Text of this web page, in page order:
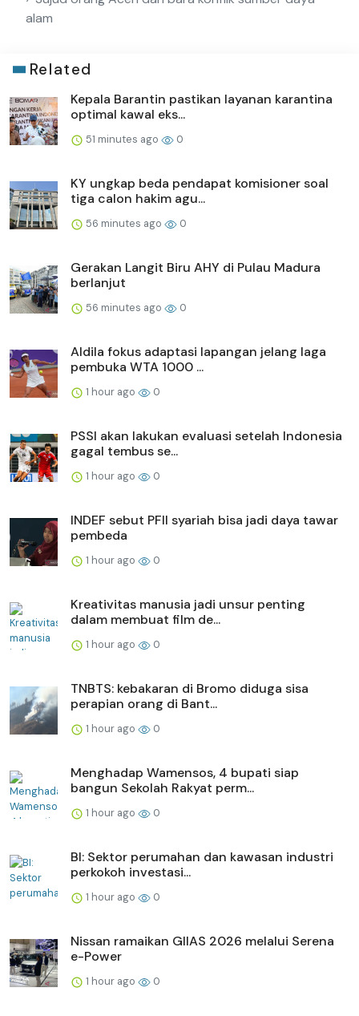
alam
Related
Kepala Barantin pastikan layanan karantina
optimal kawal eks...
51 minutes ago 0
KY ungkap beda pendapat komisioner soal
tiga calon hakim agu...
56 minutes ago 0
Gerakan Langit Biru AHY di Pulau Madura
berlanjut
56 minutes ago 0
Aldila fokus adaptasi lapangan jelang laga
pembuka WTA 1000 ...
1 hour ago 0
PSSI akan lakukan evaluasi setelah Indonesia
gagal tembus se...
1 hour ago 0
INDEF sebut PFII syariah bisa jadi daya tawar
pembeda
1 hour ago 0
Kreativitas manusia jadi unsur penting
dalam membuat film de...
1 hour ago 0
TNBTS: kebakaran di Bromo diduga sisa
perapian orang di Bant...
1 hour ago 0
Menghadap Wamensos, 4 bupati siap
bangun Sekolah Rakyat perm...
1 hour ago 0
BI: Sektor perumahan dan kawasan industri
perkokoh investasi...
1 hour ago 0
Nissan ramaikan GIIAS 2026 melalui Serena
e-Power
1 hour ago 0